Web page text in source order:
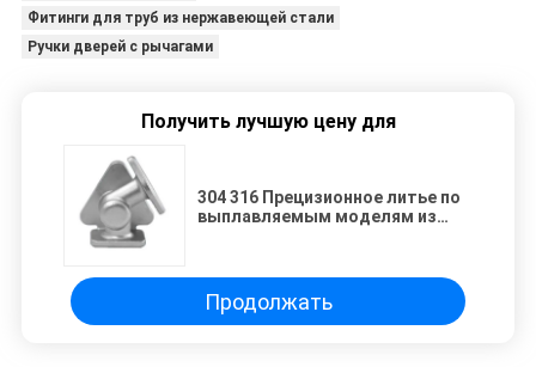
Фитинги для труб из нержавеющей стали
Ручки дверей с рычагами
Получить лучшую цену для
304 316 Прецизионное литье по
выплавляемым моделям из
Продолжать